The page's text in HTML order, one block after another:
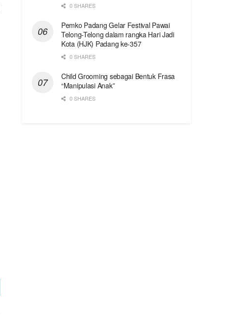
0 SHARES
Pemko Padang Gelar Festival Pawai
Telong-Telong dalam rangka Hari Jadi
Kota (HJK) Padang ke-357
0 SHARES
Child Grooming sebagai Bentuk Frasa
“Manipulasi Anak”
0 SHARES